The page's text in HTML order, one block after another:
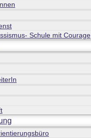
Schule mit Courage